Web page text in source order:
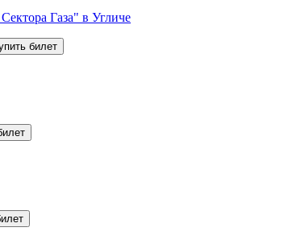
Газа" в Угличе